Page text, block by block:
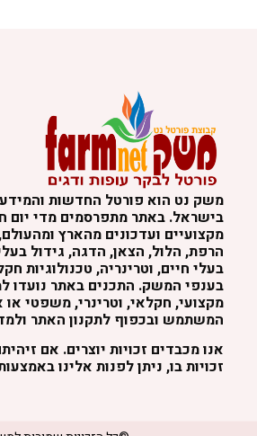
משק נט הוא פורטל החדשות
בישראל. באתר מתפרסמים מדי יום
מקצועיים ועדכונים מהארץ
הרפת, הלול, הצאן, הדגה, גידול
בעלי חיים, וטרינריה, טכנולוגיות
בענפי המשק. התכנים באתר נועדו
מקצועי, חקלאי, וטרינרי, משפטי
המשתמש ובכפוף לתקנון האתר
אנו מכבדים זכויות יוצרים. אם
זכויות בו, ניתן לפנות אלינו